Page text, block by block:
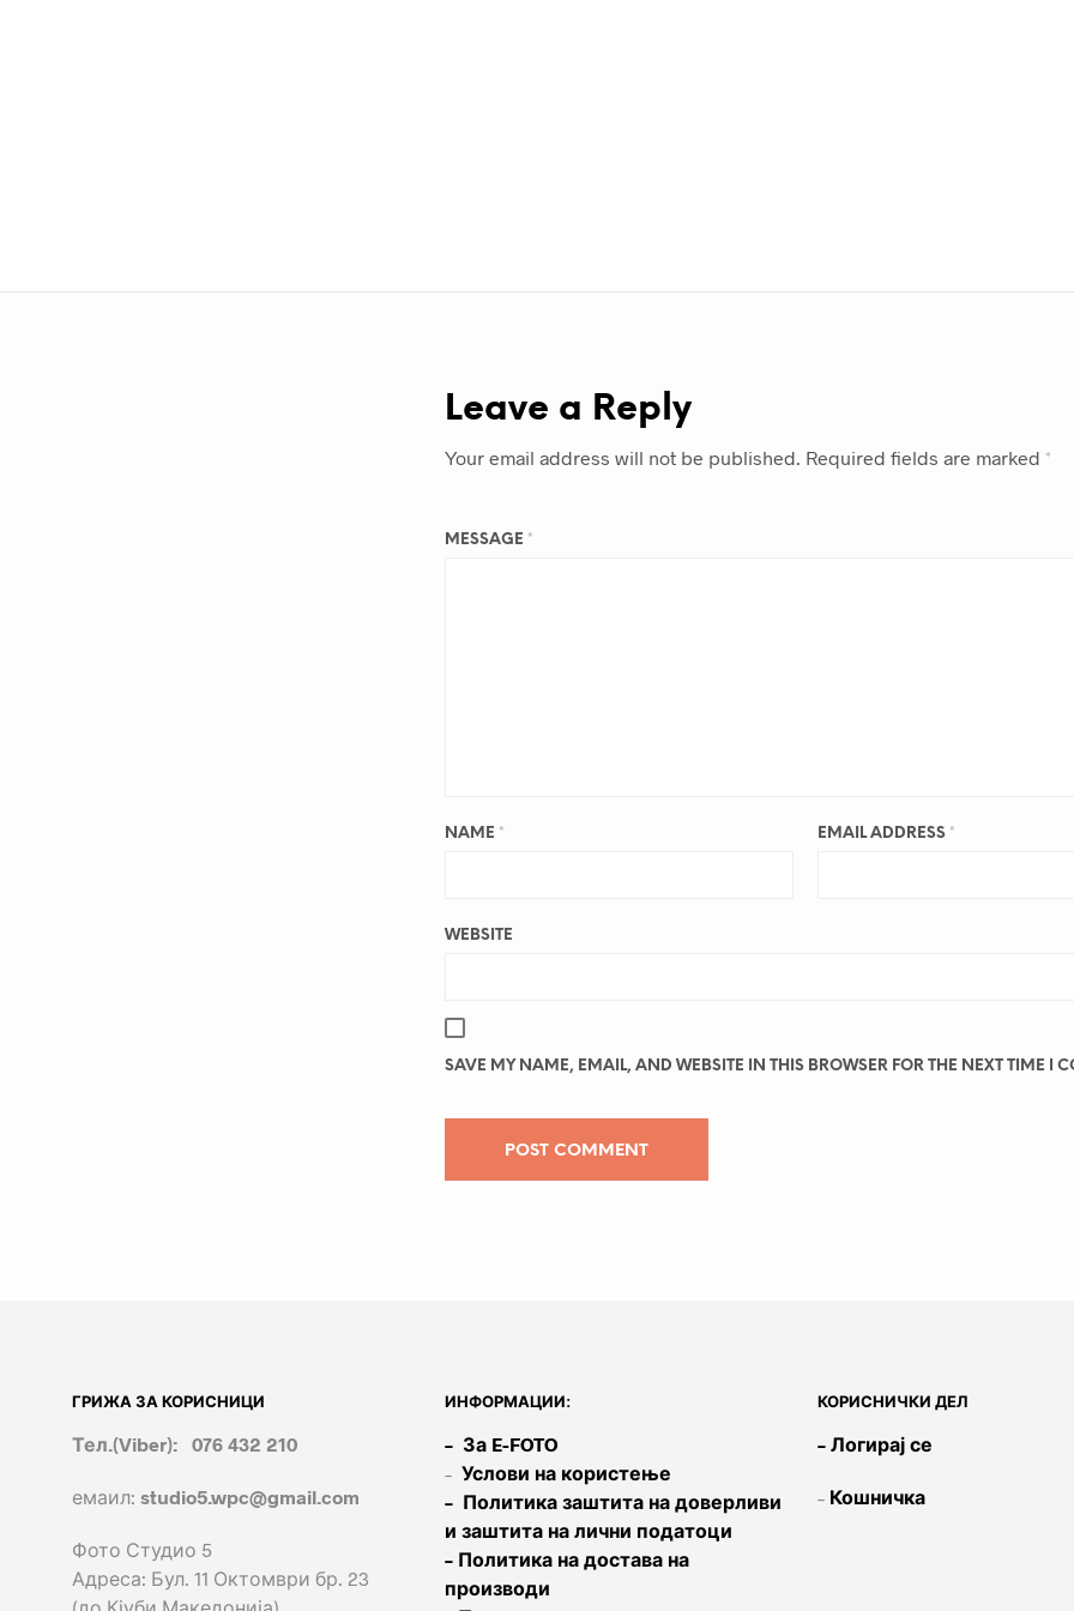
Leave a Reply
Your email address will not be published. Required fields are marked *
MESSAGE *
NAME * EMAIL ADDRESS *
WEBSITE
SAVE MY NAME, EMAIL, AND WEBSITE IN THIS BROWSER FOR THE NEXT TIME I
ГРИЖА ЗА КОРИСНИЦИ
Тел.(Viber): 076 432 210
емаил: studio5.wpc@gmail.com
Фото Студио 5
Адреса: Бул. 11 Октомври бр. 23
ИНФОРМАЦИИ:
– За E-FOTO
– Услови на користење
– Политика заштита на доверливи
и заштита на лични податоци
– Политика на достава на
производи
КОРИСНИЧКИ ДЕЛ
– Логирај се
– Кошничка